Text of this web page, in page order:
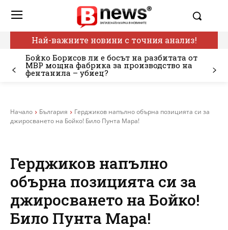
Най-важните новини с точния анализ!
Бойко Борисов ли е босът на разбитата от
МВР мощна фабрика за производство на
фентанила – убиец?
Начало България
Герджиков напълно обърна позицията си за
джиросването на Бойко! Било Пунта Мара!
Герджиков напълно
обърна позицията си за
джиросването на Бойко!
Било Пунта Мара!